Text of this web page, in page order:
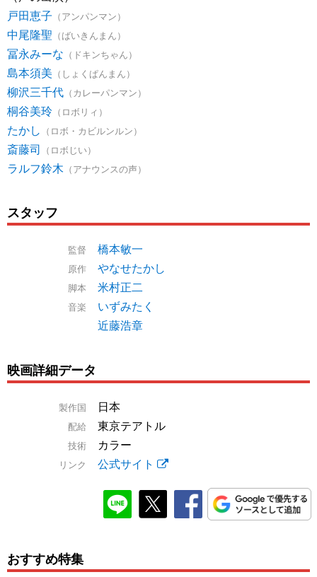
戸田恵子 （アンパンマン）
中尾隆聖 （ばいきんまん）
冨永みーな （ドキンちゃん）
島本須美 （しょくぱんまん）
柳沢三千代 （カレーパンマン）
桐谷美玲 （ロボリィ）
たかし （ロボ・カビルンルン）
斎藤司 （ロボじい）
ラルフ鈴木 （アナウンスの声）
スタッフ
監督 橋本敏一
原作 やなせたかし
脚本 米村正二
音楽
いずみたく
近藤浩章
映画詳細データ
製作国 日本
配給 東京テアトル
技術 カラー
リンク 公式サイト
おすすめ特集